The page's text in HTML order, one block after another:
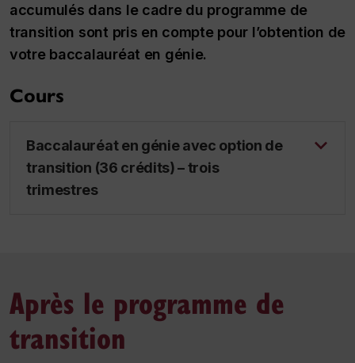
accumulés dans le cadre du programme de
transition sont pris en compte pour l’obtention de
votre baccalauréat en génie.
Cours
Baccalauréat en génie avec option de
transition (36 crédits) – trois
trimestres
Après le programme de
transition